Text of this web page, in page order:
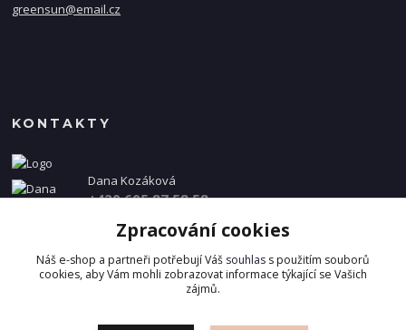
greensun@email.cz
KONTAKTY
Dana Kozáková
+420 605 87 58 58
info@danakozakova.cz
Zpracování cookies
Náš e-shop a partneři potřebují Váš souhlas s použitím souborů
cookies, aby Vám mohli zobrazovat informace týkající se Vašich
zájmů.